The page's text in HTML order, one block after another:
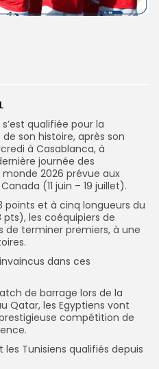
qualifiée pour la
son histoire, après son
à Casablanca, à
journée des
2026 prévue aux
(11 juin – 19 juillet).
points et à cinq longueurs du
pts), les coéquipiers de
de terminer premiers, à une
dans ces
de barrage lors de la
Qatar, les Egyptiens vont
compétition de
Tunisiens qualifiés depuis